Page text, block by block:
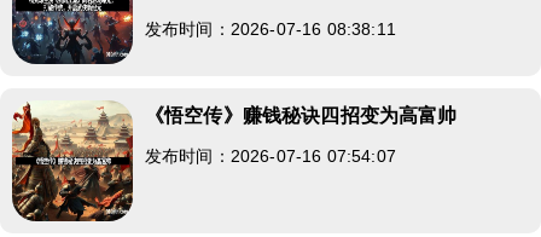
发布时间：2026-07-16 08:38:11
《悟空传》赚钱秘诀四招变为高富帅
发布时间：2026-07-16 07:54:07